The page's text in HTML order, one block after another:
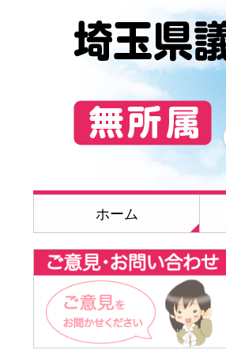
ホーム